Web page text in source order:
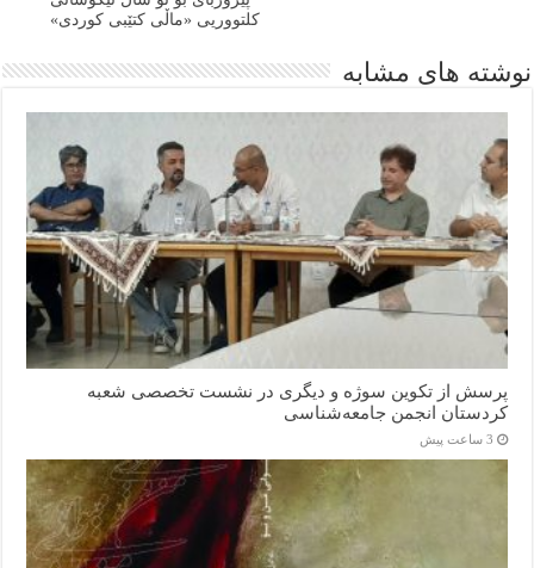
کلتووریی «ماڵی کتێبی کوردی»
نوشته های مشابه
پرسش از تکوین سوژه و دیگری در نشست تخصصی شعبه
کردستان انجمن جامعه‌شناسی
3 ساعت پیش